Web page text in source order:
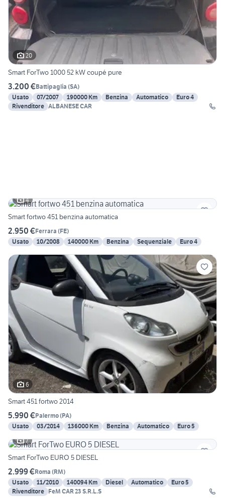
20
Smart ForTwo 1000 52 kW coupé pure
3.200 €Battipaglia (SA)
Usato
07/2007 190000 Km Benzina Automatico
Euro 4
Rivenditore ALBANESE CAR
4
Smart fortwo 451 benzina automatica
2.950 €Ferrara (FE)
Usato
10/2008 140000 Km Benzina Sequenziale Euro 4
6
Smart 451 fortwo 2014
5.990 €Palermo(PA)
Usato
03/2014 136000 Km Benzina Automatico
Euro 5
7
Smart ForTwo EURO 5 DIESEL
2.999 €Roma (RM)
Usato
11/2010 140094 Km Diesel Automatico
Euro 5
Rivenditore FeM CAR 23 S.R.L.S